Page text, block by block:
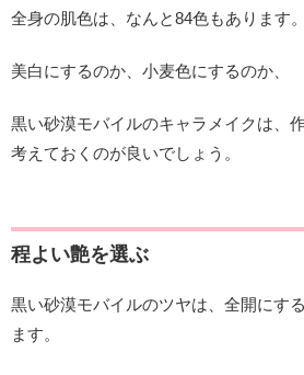
全身の肌色は、なんと84色もあります。
美白にするのか、小麦色にするのか、
黒い砂漠モバイルのキャラメイクは、
考えておくのが良いでしょう。
程よい艶を選ぶ
黒い砂漠モバイルのツヤは、全開にす
ます。